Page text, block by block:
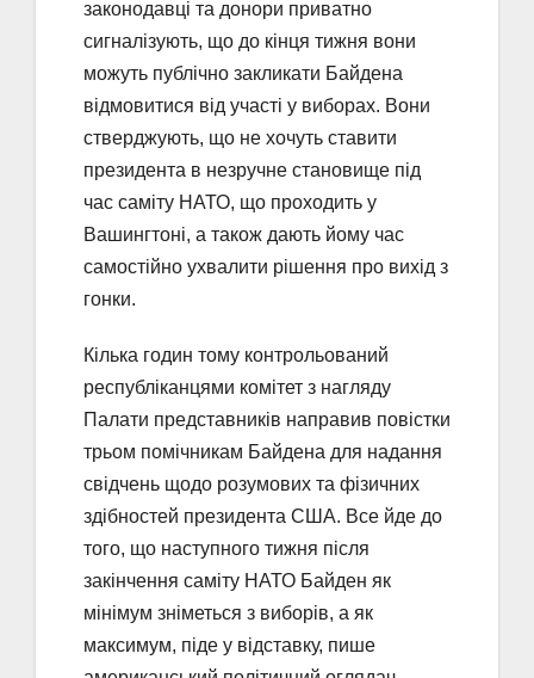
законодавці та донори приватно
сигналізують, що до кінця тижня вони
можуть публічно закликати Байдена
відмовитися від участі у виборах. Вони
стверджують, що не хочуть ставити
президента в незручне становище під
час саміту НАТО, що проходить у
Вашингтоні, а також дають йому час
самостійно ухвалити рішення про вихід з
гонки.
Кілька годин тому контрольований
республіканцями комітет з нагляду
Палати представників направив повістки
трьом помічникам Байдена для надання
свідчень щодо розумових та фізичних
здібностей президента США. Все йде до
того, що наступного тижня після
закінчення саміту НАТО Байден як
мінімум зніметься з виборів, а як
максимум, піде у відставку, пише